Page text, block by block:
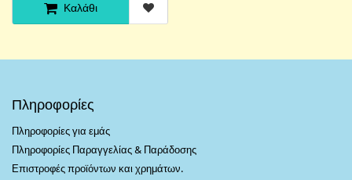
Καλάθι
Πληροφορίες
Πληροφορίες για εμάς
Πληροφορίες Παραγγελίας & Παράδοσης
Επιστροφές προϊόντων και χρημάτων.